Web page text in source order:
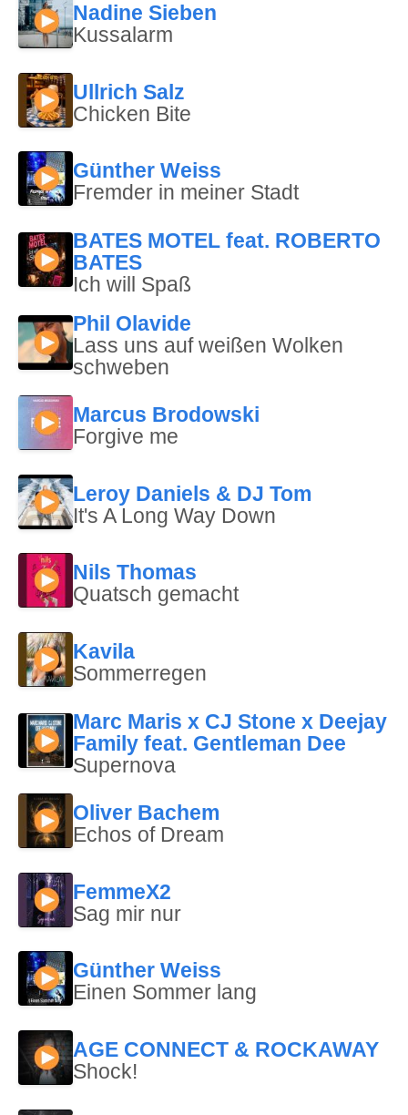
Nadine Sieben
Kussalarm
Ullrich Salz
Chicken Bite
Günther Weiss
Fremder in meiner Stadt
BATES MOTEL feat. ROBERTO
BATES
Ich will Spaß
Phil Olavide
Lass uns auf weißen Wolken
schweben
Marcus Brodowski
Forgive me
Leroy Daniels & DJ Tom
It's A Long Way Down
Nils Thomas
Quatsch gemacht
Kavila
Sommerregen
Marc Maris x CJ Stone x Deejay
Family feat. Gentleman Dee
Supernova
Oliver Bachem
Echos of Dream
FemmeX2
Sag mir nur
Günther Weiss
Einen Sommer lang
AGE CONNECT & ROCKAWAY
Shock!